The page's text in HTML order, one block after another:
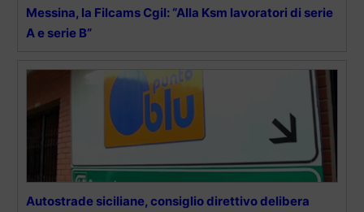
Messina, la Filcams Cgil: “Alla Ksm lavoratori di serie
A e serie B”
Autostrade siciliane, consiglio direttivo delibera